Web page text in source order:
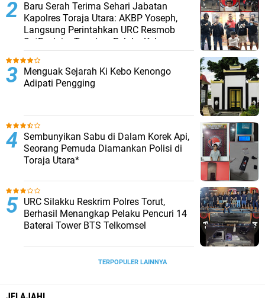
Baru Serah Terima Sehari Jabatan
Kapolres Toraja Utara: AKBP Yoseph,
Langsung Perintahkan URC Resmob
SatReskrim Tangkap Pelaku Kekerasan
Seksual Anak Di Bawah Umur
Menguak Sejarah Ki Kebo Kenongo
Adipati Pengging
Sembunyikan Sabu di Dalam Korek Api,
Seorang Pemuda Diamankan Polisi di
Toraja Utara*
URC Silakku Reskrim Polres Torut,
Berhasil Menangkap Pelaku Pencuri 14
Baterai Tower BTS Telkomsel
TERPOPULER LAINNYA